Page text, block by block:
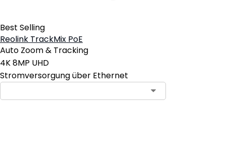
Best Selling
Reolink TrackMix PoE
Auto Zoom & Tracking
4K 8MP UHD
Stromversorgung über Ethernet